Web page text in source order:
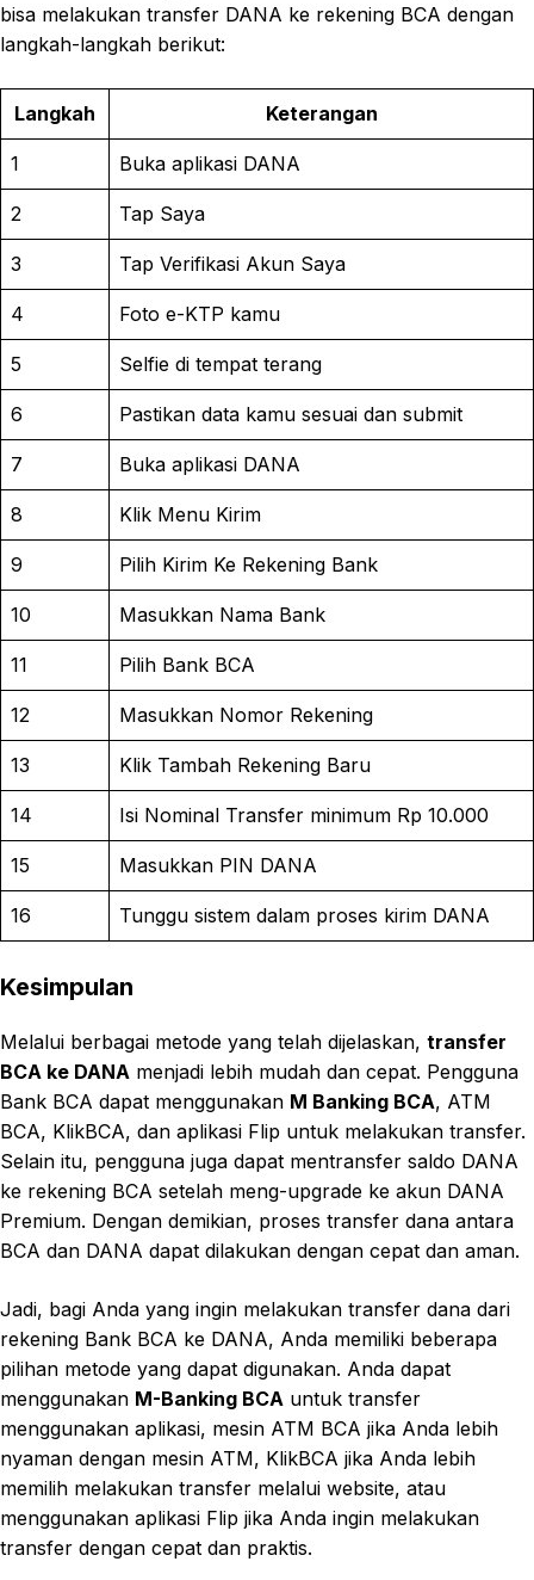
bisa melakukan transfer DANA ke rekening BCA dengan
langkah-langkah berikut:
Langkah Keterangan
1 Buka aplikasi DANA
2 Tap Saya
3 Tap Verifikasi Akun Saya
4 Foto e-KTP kamu
5 Selfie di tempat terang
6 Pastikan data kamu sesuai dan submit
7 Buka aplikasi DANA
8 Klik Menu Kirim
9 Pilih Kirim Ke Rekening Bank
10 Masukkan Nama Bank
11 Pilih Bank BCA
12 Masukkan Nomor Rekening
13 Klik Tambah Rekening Baru
14 Isi Nominal Transfer minimum Rp 10.000
15 Masukkan PIN DANA
16 Tunggu sistem dalam proses kirim DANA
Kesimpulan
Melalui berbagai metode yang telah dijelaskan, transfer
BCA ke DANA menjadi lebih mudah dan cepat. Pengguna
Bank BCA dapat menggunakan M Banking BCA, ATM
BCA, KlikBCA, dan aplikasi Flip untuk melakukan transfer.
Selain itu, pengguna juga dapat mentransfer saldo DANA
ke rekening BCA setelah meng-upgrade ke akun DANA
Premium. Dengan demikian, proses transfer dana antara
BCA dan DANA dapat dilakukan dengan cepat dan aman.
Jadi, bagi Anda yang ingin melakukan transfer dana dari
rekening Bank BCA ke DANA, Anda memiliki beberapa
pilihan metode yang dapat digunakan. Anda dapat
menggunakan M-Banking BCA untuk transfer
menggunakan aplikasi, mesin ATM BCA jika Anda lebih
nyaman dengan mesin ATM, KlikBCA jika Anda lebih
memilih melakukan transfer melalui website, atau
menggunakan aplikasi Flip jika Anda ingin melakukan
transfer dengan cepat dan praktis.